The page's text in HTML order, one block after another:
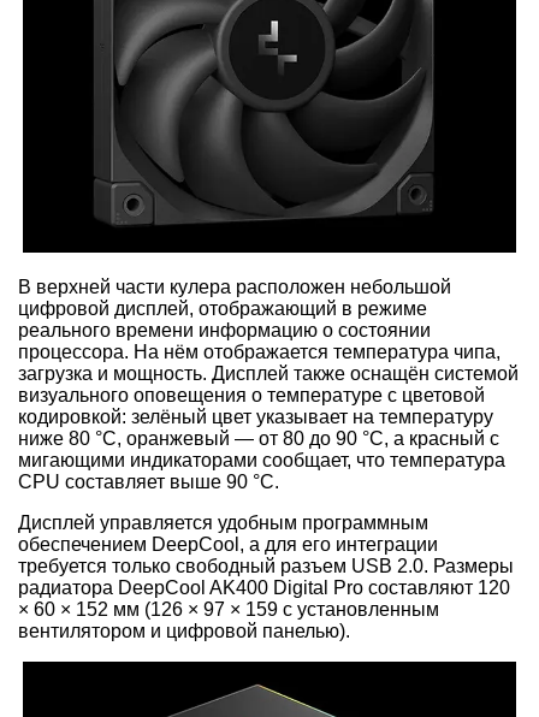
В верхней части кулера расположен небольшой
цифровой дисплей, отображающий в режиме
реального времени информацию о состоянии
процессора. На нём отображается температура чипа,
загрузка и мощность. Дисплей также оснащён системой
визуального оповещения о температуре с цветовой
кодировкой: зелёный цвет указывает на температуру
ниже 80 °C, оранжевый — от 80 до 90 °C, а красный с
мигающими индикаторами сообщает, что температура
CPU составляет выше 90 °C.
Дисплей управляется удобным программным
обеспечением DeepCool, а для его интеграции
требуется только свободный разъем USB 2.0. Размеры
радиатора DeepCool AK400 Digital Pro составляют 120
× 60 × 152 мм (126 × 97 × 159 с установленным
вентилятором и цифровой панелью).